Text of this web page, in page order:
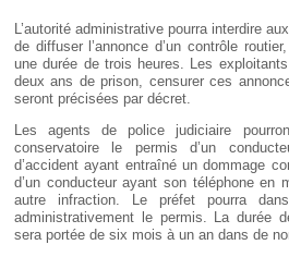
L’autorité administrative pourra interdire
de diffuser l’annonce d’un contrôle
une durée de trois heures. Les
deux ans de prison, censurer ces
seront précisées par décret.
Les agents de police judiciaire
conservatoire le permis d’un
d’accident ayant entraîné un dommage
d’un conducteur ayant son téléphone en
autre infraction. Le préfet pourra
administrativement le permis. La durée
sera portée de six mois à un an dans de